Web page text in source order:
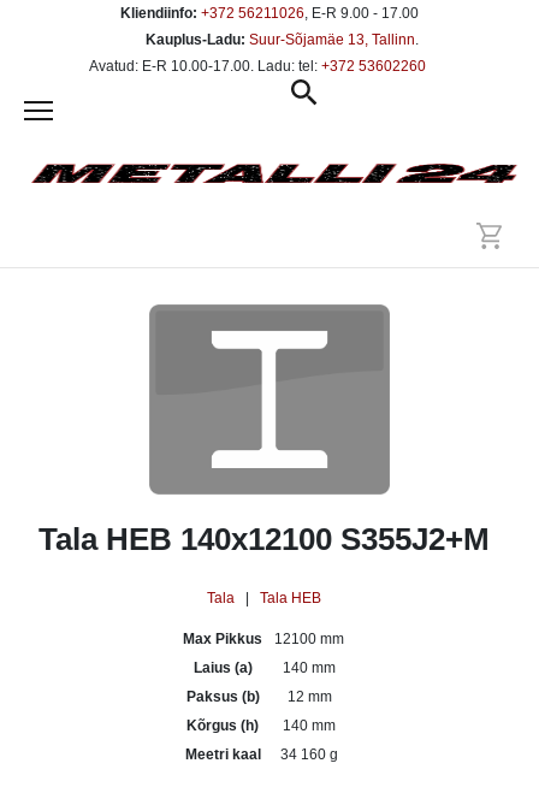
Kliendiinfo: +372 56211026, E-R 9.00 - 17.00
Kauplus-Ladu: Suur-Sõjamäe 13, Tallinn.
Avatud: E-R 10.00-17.00. Ladu: tel: +372 53602260
Tala HEB 140x12100 S355J2+M
Tala| Tala HEB
Max Pikkus
12100 mm
Laius (a)
140 mm
Paksus (b)
12 mm
Kõrgus (h)
140 mm
Meetri kaal
34 160 g